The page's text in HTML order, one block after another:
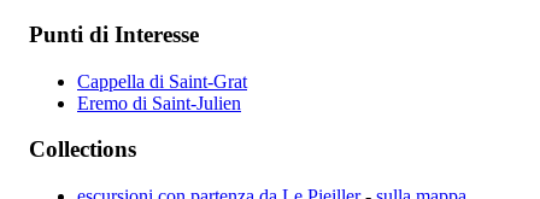
Punti di Interesse
Cappella di Saint-Grat
Eremo di Saint-Julien
Collections